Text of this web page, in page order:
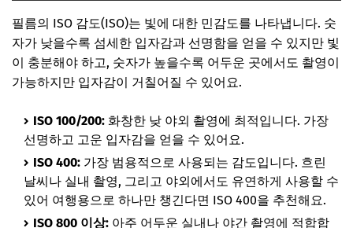
필름의 ISO 감도(ISO)는 빛에 대한 민감도를 나타냅니다. 숫
자가 낮을수록 섬세한 입자감과 선명함을 얻을 수 있지만 빛
이 충분해야 하고, 숫자가 높을수록 어두운 곳에서도 촬영이
가능하지만 입자감이 거칠어질 수 있어요.
ISO 100/200: 화창한 낮 야외 촬영에 최적입니다. 가장
선명하고 고운 입자감을 얻을 수 있어요.
ISO 400: 가장 범용적으로 사용되는 감도입니다. 흐린
날씨나 실내 촬영, 그리고 야외에서도 유연하게 사용할 수
있어 여행용으로 하나만 챙긴다면 ISO 400을 추천해요.
ISO 800 이상: 아주 어두운 실내나 야간 촬영에 적합합